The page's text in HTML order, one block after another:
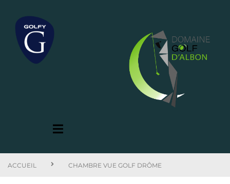
ACCUEIL CHAMBRE VUE GOLF DRÔME